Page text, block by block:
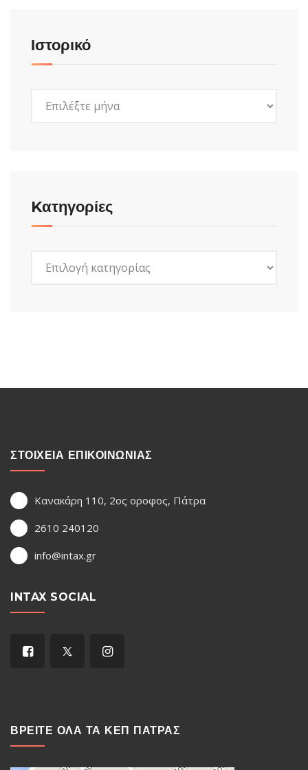
Ιστορικό
Kατηγορίες
ΣΤΟΙΧΕΙΑ ΕΠΙΚΟΙΝΩΝΙΑΣ
Κανακάρη 110, 2ος οροφος, Πάτρα
2610 240120
info@intax.gr
INTAX SOCIAL
ΒΡΕΙΤΕ ΟΛΑ ΤΑ ΚΕΠ ΠΑΤΡΑΣ